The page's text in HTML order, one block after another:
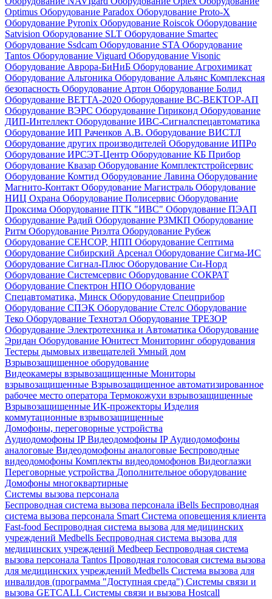
Optimus Оборудование Paradox Оборудование Proto-X
Оборудование Pyronix Оборудование Roiscok Оборудование
Satvision Оборудование SLT Оборудование Smartec
Оборудование Ssdcam Оборудование STA Оборудование
Tantos Оборудование Viguard Оборудование Visonic
Оборудование Аврора-БиНиБ Оборудование Агрохимикат
Оборудование Альтоника Оборудование Альянс Комплексная
безопасность Оборудование Артон Оборудование Болид
Оборудование ВЕТТА-2020 Оборудование ВС-ВЕКТОР-АП
Оборудование ВЭРС Оборудование Гириконд Оборудование
ДИП-Интеллект Оборудование ИВС-Сигналспецавтоматика
Оборудование ИП Раченков А.В. Оборудование ВИСТЛ
Оборудование других производителей Оборудование ИПРо
Оборудование ИРСЭТ-Центр Оборудование КБ Прибор
Оборудование Квазар Оборудование Комплектстройсервис
Оборудование Комтид Оборудование Лавина Оборудование
Магнито-Контакт Оборудование Магистраль Оборудование
НИЦ Охрана Оборудование Полисервис Оборудование
Проксима Оборудование ПТК "ИВС" Оборудование ПЭАП
Оборудование Радий Оборудование РЗМКП Оборудование
Ритм Оборудование Риэлта Оборудование Рубеж
Оборудование СЕНСОР, НПП Оборудование Септима
Оборудование Сибирский Арсенал Оборудование Сигма-ИС
Оборудование Сигнал-Плюс Оборудование Си-Норд
Оборудование Системсервис Оборудование СОКРАТ
Оборудование Спектрон НПО Оборудование
Спецавтоматика, Минск Оборудование Спецприбор
Оборудование СПЭК Оборудование Стелс Оборудование
Теко Оборудование Технотэл Оборудование ТРЕЗОР
Оборудование Электротехника и Автоматика Оборудование
Эридан Оборудование Юнитест Мониторинг оборудования
Тестеры дымовых извещателей Умный дом
Взрывозащищенное оборудование
Видеокамеры взрывозащищенные Мониторы
взрывозащищенные Взрывозащищенное автоматизированное
рабочее место оператора Термокожухи взрывозащищенные
Взрывозащищенные ИК-прожекторы Изделия
коммутационные взрывозащищенные
Домофоны, переговорные устройства
Аудиодомофоны IPВидеодомофоны IP Аудиодомофоны
аналоговые Видеодомофоны аналоговые Беспроводные
видеодомофоны Комплекты видеодомофонов Видеоглазки
Переговорные устройства Дополнительное оборудование
Домофоны многоквартирные
Системы вызова персонала
Беспроводная система вызова персонала iBells Беспроводная
система вызова персонала Smart Система оповещения клиента
Fast-food Беспроводная система вызова для медицинских
учреждений Medbells Беспроводная система вызова для
медицинских учреждений Medbeep Беспроводная система
вызова персонала Tantos Проводная голосовая система вызова
для медицинских учреждений Medbells Система вызова для
инвалидов (программа "Доступная среда") Системы связи и
вызова GETCALL Системы связи и вызова Hostcall